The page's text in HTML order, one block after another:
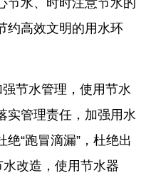
节水、时时注意节水的
约高效文明的用水环
节水管理，使用节水
实管理责任，加强用水
“跑冒滴漏”，杜绝出
水改造，使用节水器